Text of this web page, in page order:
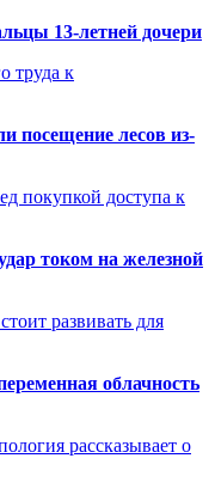
13-летней дочери
труда к
посещение лесов из-
покупкой доступа к
током на железной
развивать для
облачность
рассказывает о